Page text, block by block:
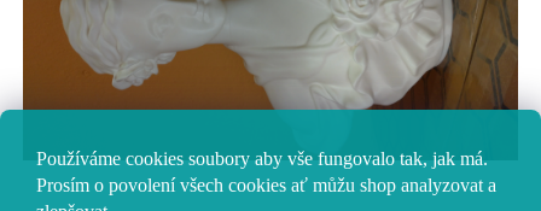
Používáme cookies soubory aby vše fungovalo tak, jak má.
Prosím o povolení všech cookies ať můžu shop analyzovat a